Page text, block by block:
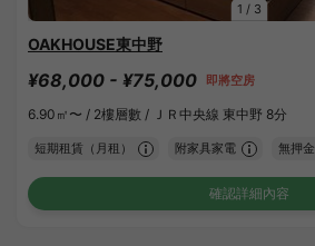
1 / 3
OAKHOUSE東中野
¥68,000 - ¥75,000 即將空房
6.90㎡〜 / 2樓層數 / ＪＲ中央線 東中野 8分
短期租賃（月租） 附家具家電 無押金
確認詳細內容